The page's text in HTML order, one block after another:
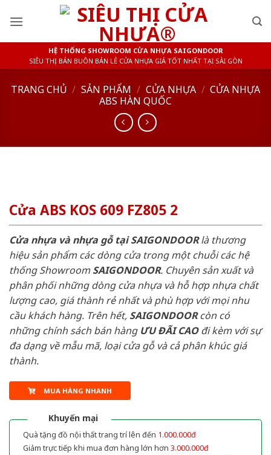
HỆ THỐNG SHOWROOM CỬA NHỰA SAIGONDOOR
SIÊU THỊ BÁN BUÔN BÁN LẺ CỬA NHỰA GIÁ TỐT NHẤT TẠI SÀI GÒN
TRANG CHỦ / SẢN PHẨM / CỬA NHỰA / CỬA NHỰA
ABS HÀN QUỐC
Cửa ABS KOS 609 FZ805 2
Cửa nhựa và nhựa gỗ tại SAIGONDOORlà thương
hiệu sản phẩm các dòng cửa trong một chuỗi các hệ
thống ShowroomSAIGONDOOR. Chuyên sản xuất và
phân phối những dòng cửa nhựa và hỗ hợp nhựa chất
lượng cao, giá thành rẻ nhất và phù hợp với mọi nhu
cầu khách hàng. Trên hết, SAIGONDOORcòn có
những chính sách bán hàng ƯU ĐÃI CAOđi kèm với sự
đa dạng về mẫu mã, loại cửa gỗ và cả phân khúc giá
thành.
MUA HÀNG NHANH
Khuyến mại
Quà tặng đồ nội thất trang trí lên đến 1.000.000đ
Giảm trực tiếp khi mua đơn hàng lớn hơn 3.000.000đ